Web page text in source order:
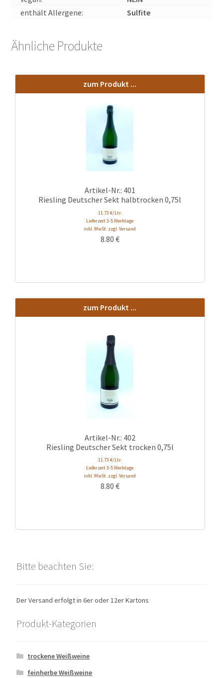
enthält Allergene:
Sulfite
Ähnliche Produkte
Artikel-Nr.: 401
Riesling Deutscher Sekt halbtrocken 0,75l
11.73 €/Ltr.
Lieferzeit 3-5 Werktage
inkl. MwSt. zzgl. Versand
8.80 €
zum Produkt ...
Artikel-Nr.: 402
Riesling Deutscher Sekt trocken 0,75l
11.73 €/Ltr.
Lieferzeit 3-5 Werktage
inkl. MwSt. zzgl. Versand
8.80 €
zum Produkt ...
Bitte beachten Sie:
Der Versand erfolgt in 6er oder 12er Kartons
Produkt-Kategorien
trockene Weißweine
feinherbe Weißweine